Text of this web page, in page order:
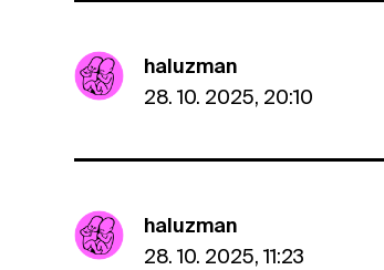
haluzman
28. 10. 2025, 20:10
haluzman
28. 10. 2025, 11:23